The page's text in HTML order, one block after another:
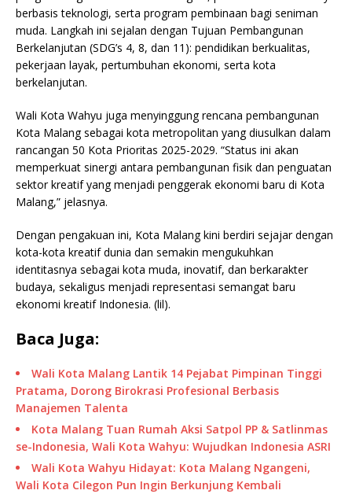
berbasis teknologi, serta program pembinaan bagi seniman
muda. Langkah ini sejalan dengan Tujuan Pembangunan
Berkelanjutan (SDG’s 4, 8, dan 11): pendidikan berkualitas,
pekerjaan layak, pertumbuhan ekonomi, serta kota
berkelanjutan.
Wali Kota Wahyu juga menyinggung rencana pembangunan
Kota Malang sebagai kota metropolitan yang diusulkan dalam
rancangan 50 Kota Prioritas 2025-2029. “Status ini akan
memperkuat sinergi antara pembangunan fisik dan penguatan
sektor kreatif yang menjadi penggerak ekonomi baru di Kota
Malang,” jelasnya.
Dengan pengakuan ini, Kota Malang kini berdiri sejajar dengan
kota-kota kreatif dunia dan semakin mengukuhkan
identitasnya sebagai kota muda, inovatif, dan berkarakter
budaya, sekaligus menjadi representasi semangat baru
ekonomi kreatif Indonesia. (lil).
Baca Juga:
Wali Kota Malang Lantik 14 Pejabat Pimpinan Tinggi
Pratama, Dorong Birokrasi Profesional Berbasis
Manajemen Talenta
Kota Malang Tuan Rumah Aksi Satpol PP & Satlinmas
se-Indonesia, Wali Kota Wahyu: Wujudkan Indonesia ASRI
Wali Kota Wahyu Hidayat: Kota Malang Ngangeni,
Wali Kota Cilegon Pun Ingin Berkunjung Kembali